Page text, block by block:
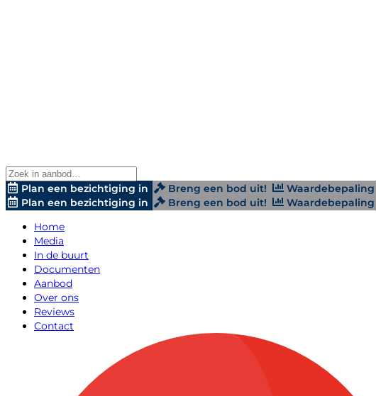
Plan een bezichtiging in Breng een bod uit!
Waardebepaling
Plan een bezichtiging in
Breng een bod uit!
Waardebepaling
Home
Media
In de buurt
Documenten
Aanbod
Over ons
Reviews
Contact